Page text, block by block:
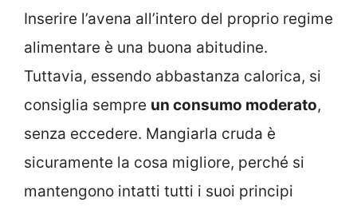
Inserire l’avena all’intero del proprio regime
alimentare è una buona abitudine.
Tuttavia, essendo abbastanza calorica, si
consiglia sempre un consumo moderato,
senza eccedere. Mangiarla cruda è
sicuramente la cosa migliore, perché si
mantengono intatti tutti i suoi principi